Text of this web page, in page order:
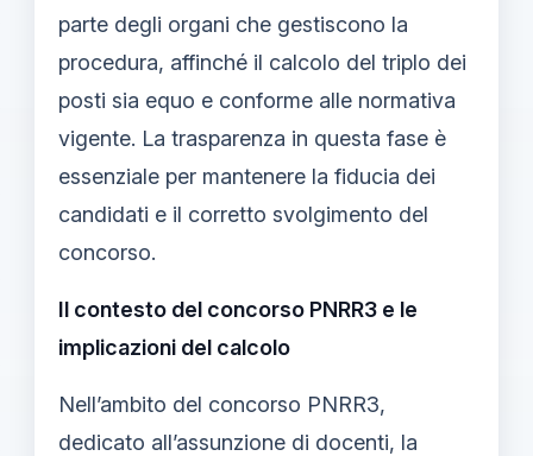
parte degli organi che gestiscono la
procedura, affinché il calcolo del triplo dei
posti sia equo e conforme alle normativa
vigente. La trasparenza in questa fase è
essenziale per mantenere la fiducia dei
candidati e il corretto svolgimento del
concorso.
Il contesto del concorso PNRR3 e le
implicazioni del calcolo
Nell’ambito del concorso PNRR3,
dedicato all’assunzione di docenti, la